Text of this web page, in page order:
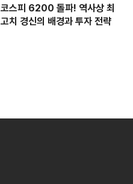
코스피 6200 돌파! 역사상 최
고치 경신의 배경과 투자 전략